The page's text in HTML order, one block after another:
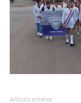
Artículo anterior